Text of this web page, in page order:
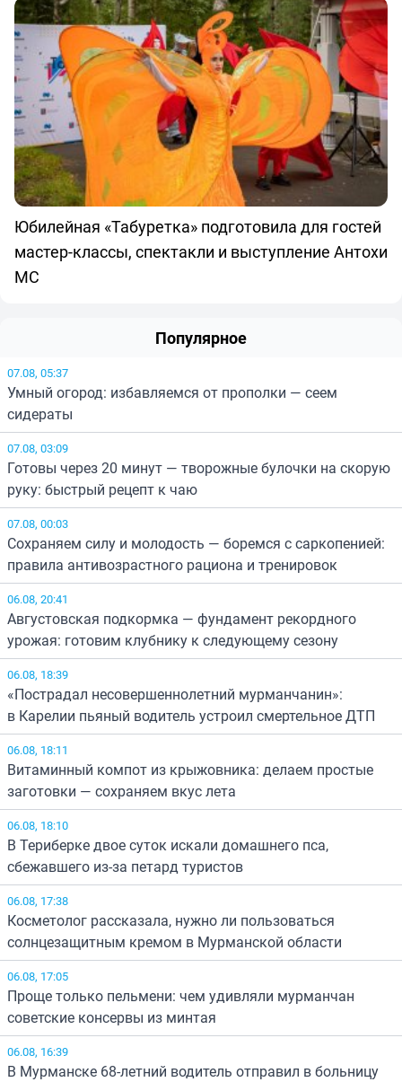
Юбилейная «Табуретка» подготовила для гостей
мастер-классы, спектакли и выступление Антохи
МС
Популярное
07.08, 05:37
Умный огород: избавляемся от прополки — сеем
сидераты
07.08, 03:09
Готовы через 20 минут — творожные булочки на скорую
руку: быстрый рецепт к чаю
07.08, 00:03
Сохраняем силу и молодость — боремся с саркопенией:
правила антивозрастного рациона и тренировок
06.08, 20:41
Августовская подкормка — фундамент рекордного
урожая: готовим клубнику к следующему сезону
06.08, 18:39
«Пострадал несовершеннолетний мурманчанин»:
в Карелии пьяный водитель устроил смертельное ДТП
06.08, 18:11
Витаминный компот из крыжовника: делаем простые
заготовки — сохраняем вкус лета
06.08, 18:10
В Териберке двое суток искали домашнего пса,
сбежавшего из-за петард туристов
06.08, 17:38
Косметолог рассказала, нужно ли пользоваться
солнцезащитным кремом в Мурманской области
06.08, 17:05
Проще только пельмени: чем удивляли мурманчан
советские консервы из минтая
06.08, 16:39
В Мурманске 68-летний водитель отправил в больницу